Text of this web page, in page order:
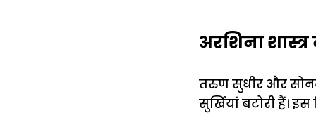
अरशिना
तरुण सुधीर और सोनल
सुर्खियां बटोरी हैं।